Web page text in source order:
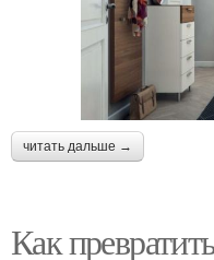
читать дальше →
Как